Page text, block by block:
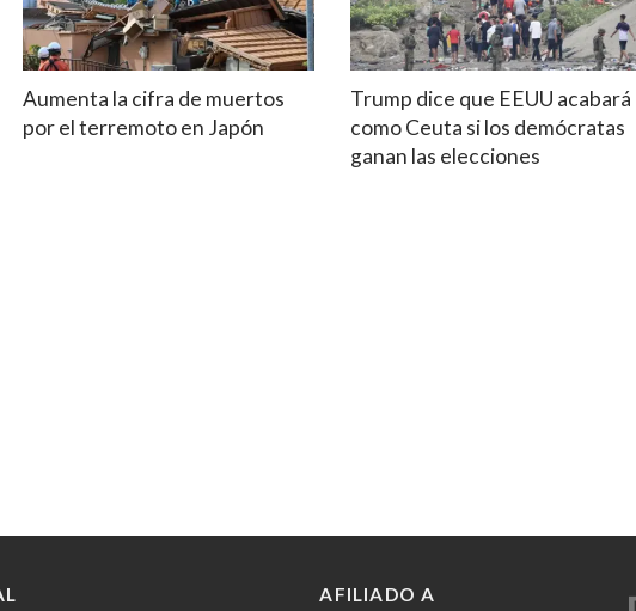
Aumenta la cifra de muertos
por el terremoto en Japón
Trump dice que EEUU acabará
como Ceuta si los demócratas
ganan las elecciones
AFILIADO A